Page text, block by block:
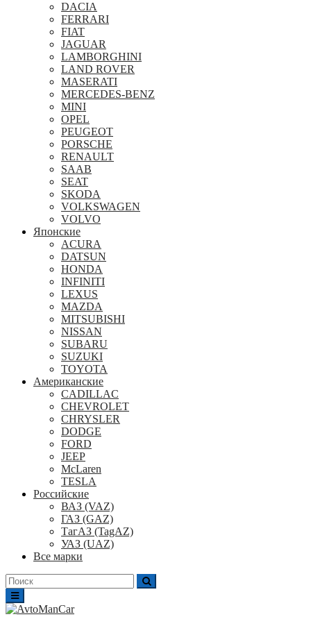
DACIA
FERRARI
FIAT
JAGUAR
LAMBORGHINI
LAND ROVER
MASERATI
MERCEDES-BENZ
MINI
OPEL
PEUGEOT
PORSCHE
RENAULT
SAAB
SEAT
SKODA
VOLKSWAGEN
VOLVO
Японские
ACURA
DATSUN
HONDA
INFINITI
LEXUS
MAZDA
MITSUBISHI
NISSAN
SUBARU
SUZUKI
TOYOTA
Американские
CADILLAC
CHEVROLET
CHRYSLER
DODGE
FORD
JEEP
McLaren
TESLA
Российские
ВАЗ (VAZ)
ГАЗ (GAZ)
ТагАЗ (TagAZ)
УАЗ (UAZ)
Все марки
Поиск
для: